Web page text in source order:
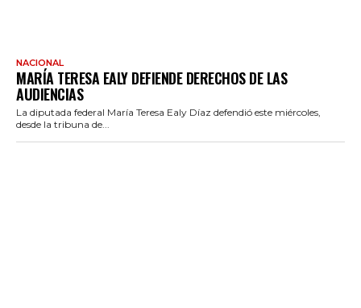
NACIONAL
MARÍA TERESA EALY DEFIENDE DERECHOS DE LAS
AUDIENCIAS
La diputada federal María Teresa Ealy Díaz defendió este miércoles,
desde la tribuna de...